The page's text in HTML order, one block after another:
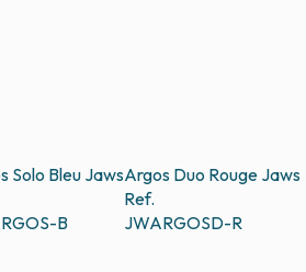
Solo BleuJaws
B
Argos Duo Rouge Jaws
Ref.
JWARGOSD-R